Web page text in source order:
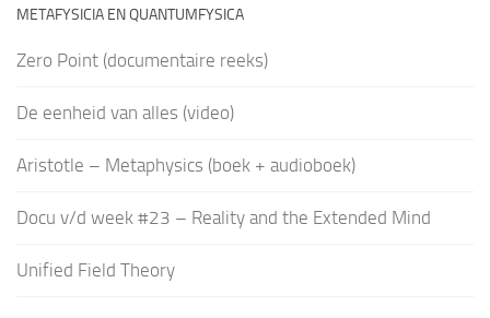
METAFYSICIA EN QUANTUMFYSICA
Zero Point (documentaire reeks)
De eenheid van alles (video)
Aristotle – Metaphysics (boek + audioboek)
Docu v/d week #23 – Reality and the Extended Mind
Unified Field Theory